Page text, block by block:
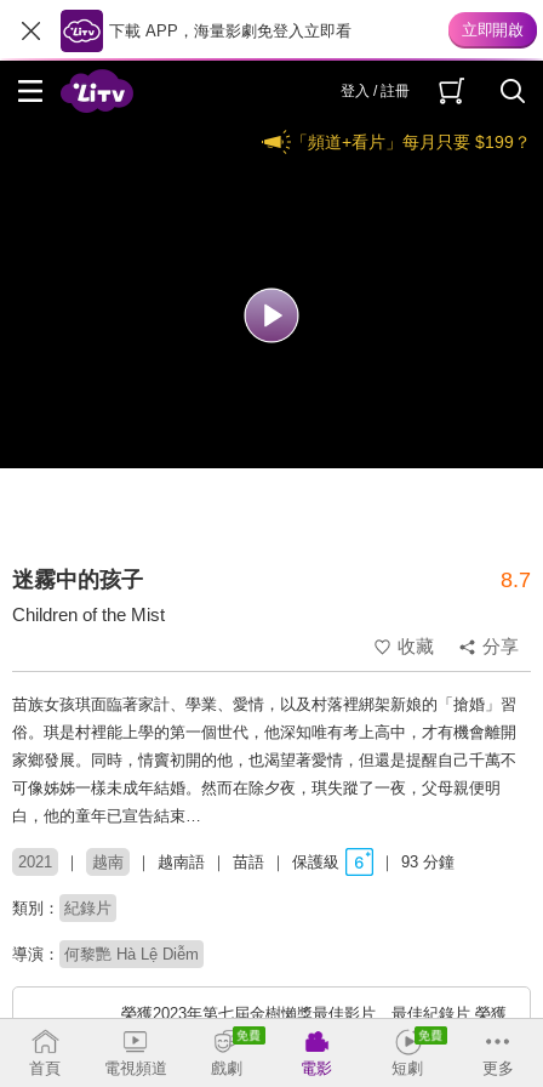
下載 APP，海量影劇免登入立即看
登入 / 註冊
「頻道+看片」每月只要 $199？
迷霧中的孩子 8.7
Children of the Mist
收藏
分享
苗族女孩琪面臨著家計、學業、愛情，以及村落裡綁架新娘的「搶婚」習
俗。琪是村裡能上學的第一個世代，他深知唯有考上高中，才有機會離開
家鄉發展。同時，情竇初開的他，也渴望著愛情，但還是提醒自己千萬不
可像姊姊一樣未成年結婚。然而在除夕夜，琪失蹤了一夜，父母親便明
白，他的童年已宣告結束…
2021 越南 越南語 苗語 保護級 93 分鐘
類別： 紀錄片
導演： 何黎艷 Hà Lệ Diễm
榮獲2023年第七屆金樹懶獎最佳影片、最佳紀錄片 榮獲
2021年阿姆斯特丹國際紀錄片電影節最佳首部作品特別提
及、最佳導演。 榮獲2022年台灣國際紀錄片影展青少年
首頁 電視頻道 戲劇 電影 短劇 更多